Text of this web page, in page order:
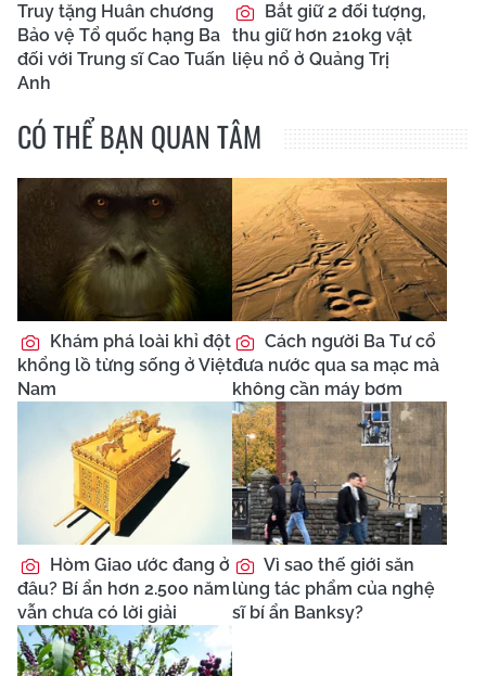
Truy tặng Huân chương
Bảo vệ Tổ quốc hạng Ba
đối với Trung sĩ Cao Tuấn
Anh
Bắt giữ 2 đối tượng,
thu giữ hơn 210kg vật
liệu nổ ở Quảng Trị
CÓ THỂ BẠN QUAN TÂM
Khám phá loài khỉ đột
khổng lồ từng sống ở Việt
Nam
Cách người Ba Tư cổ
đưa nước qua sa mạc mà
không cần máy bơm
Hòm Giao ước đang ở
đâu? Bí ẩn hơn 2.500 năm
vẫn chưa có lời giải
Vì sao thế giới săn
lùng tác phẩm của nghệ
sĩ bí ẩn Banksy?